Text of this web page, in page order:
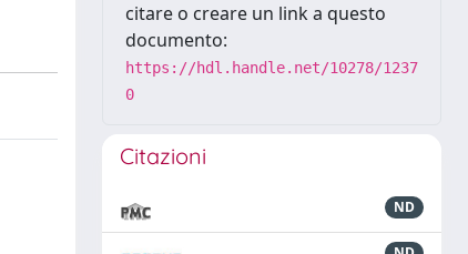
citare o creare un link a questo
documento:
https://hdl.handle.net/10278/1237
0
Citazioni
ND